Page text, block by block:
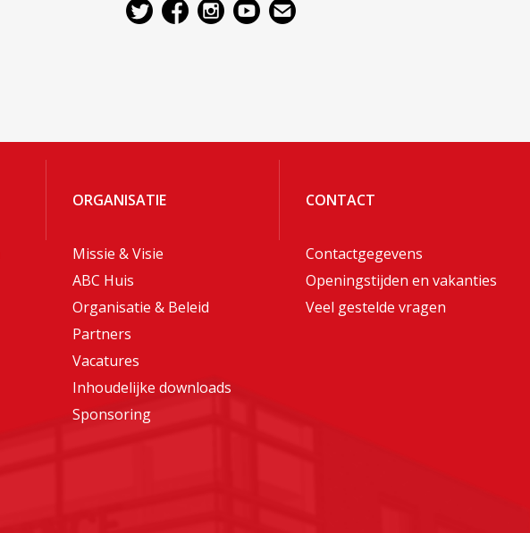
ORGANISATIE
Missie & Visie
ABC Huis
Organisatie & Beleid
Partners
Vacatures
Inhoudelijke downloads
Sponsoring
CONTACT
Contactgegevens
Openingstijden en vakanties
Veel gestelde vragen